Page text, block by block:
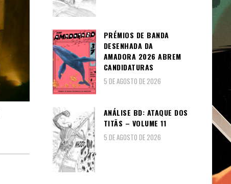
PRÉMIOS DE BANDA
DESENHADA DA
AMADORA 2026 ABREM
CANDIDATURAS
5 DE AGOSTO DE 2026
ANÁLISE BD: ATAQUE DOS
TITÃS – VOLUME 11
5 DE AGOSTO DE 2026